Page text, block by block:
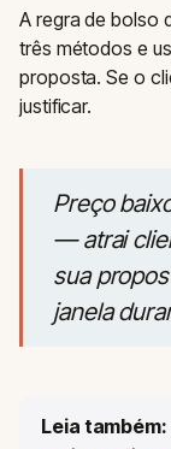
A regra de bolso
três métodos e
proposta. Se o
justificar.
Preço
— atrai
sua
janela
Leia também: